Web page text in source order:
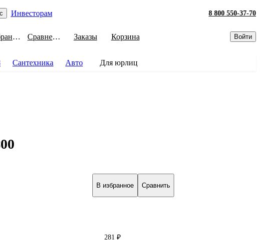
Инвесторам 8 800 550-37-70
Избранное Сравнение Заказы Корзина Войти
Сантехника Авто Для юрлиц
В избранное Сравнить
281 ₽